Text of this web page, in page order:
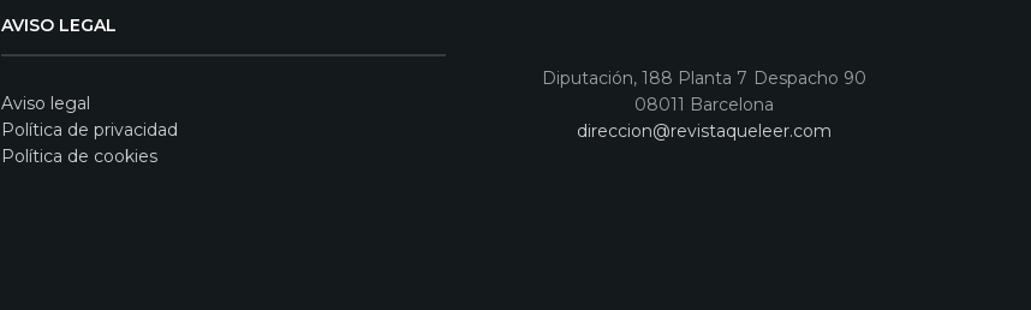
AVISO LEGAL
Aviso legal
Política de privacidad
Política de cookies
Diputación, 188 Planta 7 Despacho 90
08011 Barcelona
direccion@revistaqueleer.com